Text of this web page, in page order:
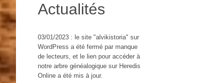
Actualités
03/01/2023 : le site "alvikistoria" sur
WordPress a été fermé par manque
de lecteurs, et le lien pour accéder à
notre arbre généalogique sur Heredis
Online a été mis à jour.